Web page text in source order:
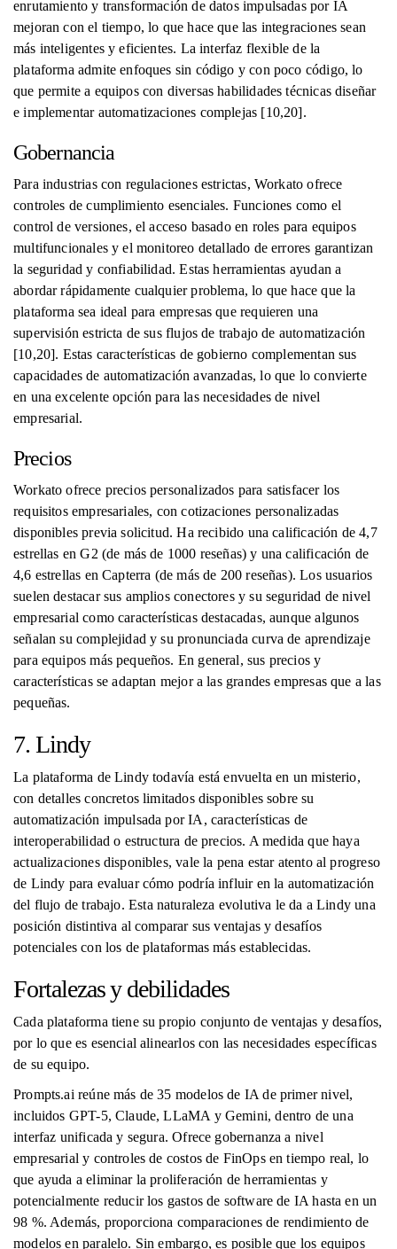
enrutamiento y transformación de datos impulsadas por IA
mejoran con el tiempo, lo que hace que las integraciones sean
más inteligentes y eficientes. La interfaz flexible de la
plataforma admite enfoques sin código y con poco código, lo
que permite a equipos con diversas habilidades técnicas diseñar
e implementar automatizaciones complejas [10,20].
Gobernancia
Para industrias con regulaciones estrictas, Workato ofrece
controles de cumplimiento esenciales. Funciones como el
control de versiones, el acceso basado en roles para equipos
multifuncionales y el monitoreo detallado de errores garantizan
la seguridad y confiabilidad. Estas herramientas ayudan a
abordar rápidamente cualquier problema, lo que hace que la
plataforma sea ideal para empresas que requieren una
supervisión estricta de sus flujos de trabajo de automatización
[10,20]. Estas características de gobierno complementan sus
capacidades de automatización avanzadas, lo que lo convierte
en una excelente opción para las necesidades de nivel
empresarial.
Precios
Workato ofrece precios personalizados para satisfacer los
requisitos empresariales, con cotizaciones personalizadas
disponibles previa solicitud. Ha recibido una calificación de 4,7
estrellas en G2 (de más de 1000 reseñas) y una calificación de
4,6 estrellas en Capterra (de más de 200 reseñas). Los usuarios
suelen destacar sus amplios conectores y su seguridad de nivel
empresarial como características destacadas, aunque algunos
señalan su complejidad y su pronunciada curva de aprendizaje
para equipos más pequeños. En general, sus precios y
características se adaptan mejor a las grandes empresas que a las
pequeñas.
7. Lindy
La plataforma de Lindy todavía está envuelta en un misterio,
con detalles concretos limitados disponibles sobre su
automatización impulsada por IA, características de
interoperabilidad o estructura de precios. A medida que haya
actualizaciones disponibles, vale la pena estar atento al progreso
de Lindy para evaluar cómo podría influir en la automatización
del flujo de trabajo. Esta naturaleza evolutiva le da a Lindy una
posición distintiva al comparar sus ventajas y desafíos
potenciales con los de plataformas más establecidas.
Fortalezas y debilidades
Cada plataforma tiene su propio conjunto de ventajas y desafíos,
por lo que es esencial alinearlos con las necesidades específicas
de su equipo.
Prompts.ai reúne más de 35 modelos de IA de primer nivel,
incluidos GPT-5, Claude, LLaMA y Gemini, dentro de una
interfaz unificada y segura. Ofrece gobernanza a nivel
empresarial y controles de costos de FinOps en tiempo real, lo
que ayuda a eliminar la proliferación de herramientas y
potencialmente reducir los gastos de software de IA hasta en un
98 %. Además, proporciona comparaciones de rendimiento de
modelos en paralelo. Sin embargo, es posible que los equipos